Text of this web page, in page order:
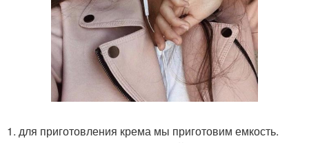
1. для приготовления крема мы приготовим емкость.